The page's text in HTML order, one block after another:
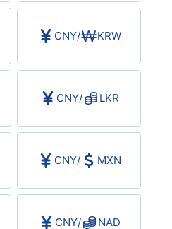
CNY/ KRW
CNY/ LKR
CNY/ MXN
CNY/ NAD